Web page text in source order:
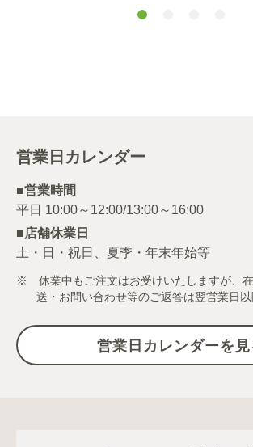
225G
営業日カレンダー
■営業時間
■店舗休業日
土・日・祝日、夏季・年末年始等
※ 休業中もご注文はお受けいたしますが、
送・お問い合わせ等のご返答は翌営業日以
営業日カレンダーを見